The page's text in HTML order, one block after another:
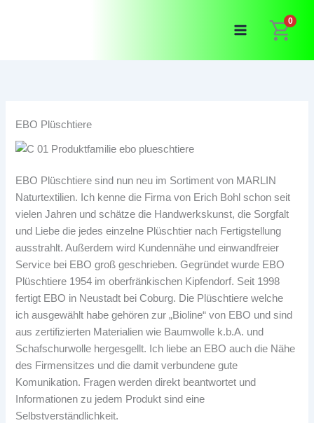
0
EBO Plüschtiere
EBO Plüschtiere sind nun neu im Sortiment von MARLIN
Naturtextilien. Ich kenne die Firma von Erich Bohl schon seit
vielen Jahren und schätze die Handwerkskunst, die Sorgfalt
und Liebe die jedes einzelne Plüschtier nach Fertigstellung
ausstrahlt. Außerdem wird Kundennähe und einwandfreier
Service bei EBO groß geschrieben. Gegründet wurde EBO
Plüschtiere 1954 im oberfränkischen Kipfendorf. Seit 1998
fertigt EBO in Neustadt bei Coburg. Die Plüschtiere welche
ich ausgewählt habe gehören zur „Bioline“ von EBO und sind
aus zertifizierten Materialien wie Baumwolle k.b.A. und
Schafschurwolle hergesgellt. Ich liebe an EBO auch die Nähe
des Firmensitzes und die damit verbundene gute
Komunikation. Fragen werden direkt beantwortet und
Informationen zu jedem Produkt sind eine
Selbstverständlichkeit.